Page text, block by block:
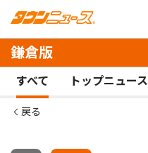
鎌倉版
すべて トップニュース
戻る